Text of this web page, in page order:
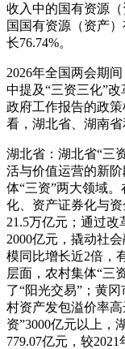
收入中的国有资源
国国有资源（资产
长76.74%。
2026年全国两会期
中提及“三资三化”
政府工作报告的政
看，湖北省、湖南省
湖北省：湖北省“三
活与价值运营的新
体“三资”两大领域
化、资产证券化与
21.5万亿元；通过
2000亿元，撬动社
模同比增长近2倍，
层面，农村集体“三
了“阳光交易”；黄
村资产发包溢价率高
资”3000亿元以上，
779.07亿元，较2021